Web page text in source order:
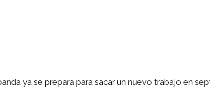
ya se prepara para sacar un nuevo trabajo en